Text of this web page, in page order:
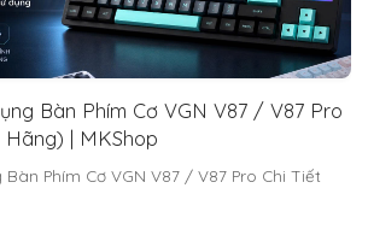
Bàn Phím Cơ VGN V87 / V87 Pro
Hãng) | MKShop
Phím Cơ VGN V87 / V87 Pro Chi Tiết